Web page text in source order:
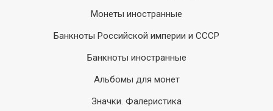
Монеты иностранные
Банкноты Российской империи и СССР
Банкноты иностранные
Альбомы для монет
Значки. Фалеристика